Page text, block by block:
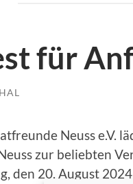
für
Neuss e.V.
zur beliebten
den 20. August